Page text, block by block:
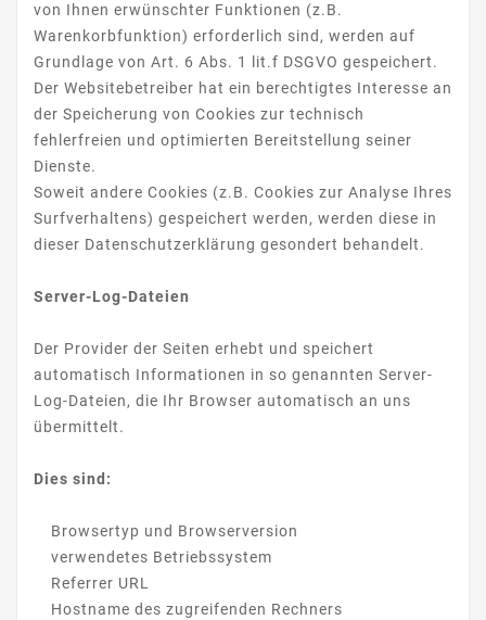
von Ihnen erwünschter Funktionen (z.B.
Warenkorbfunktion) erforderlich sind, werden auf
Grundlage von Art. 6 Abs. 1 lit.f DSGVO gespeichert.
Der Websitebetreiber hat ein berechtigtes Interesse an
der Speicherung von Cookies zur technisch
fehlerfreien und optimierten Bereitstellung seiner
Dienste.
Soweit andere Cookies (z.B. Cookies zur Analyse Ihres
Surfverhaltens) gespeichert werden, werden diese in
dieser Datenschutzerklärung gesondert behandelt.
Server-Log-Dateien
Der Provider der Seiten erhebt und speichert
automatisch Informationen in so genannten Server-
Log-Dateien, die Ihr Browser automatisch an uns
übermittelt.
Dies sind:
Browsertyp und Browserversion
verwendetes Betriebssystem
Referrer URL
Hostname des zugreifenden Rechners